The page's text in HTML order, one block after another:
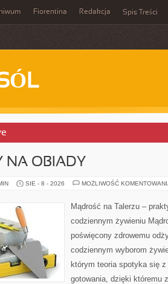
Fiorentina Redakcja Spis Treści
NA OBIADY
SIE - 8 - 2026 MOŻLIWOŚĆ
Mądrość na Talerzu –
codziennym żywieniu
poświęcony zdrowemu
codziennym wyborom
którym teoria spotyka się
gotowania, dzięki któremu